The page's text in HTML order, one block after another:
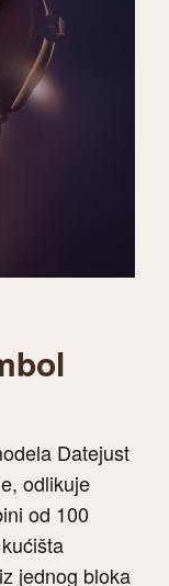
Datejust
odlikuje
od 100
jednog bloka